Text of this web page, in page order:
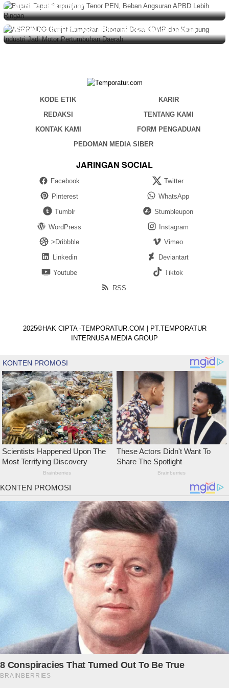
APBD Lebih Ringan
NASIONAL Agustus 7, 2026
ASPRINDO Genjot Lompatan Ekonomi Desa KDMP dan
Kampung Industri Jadi Motor Pertumbuhan Daerah
KODE ETIK
KARIR
REDAKSI
TENTANG KAMI
KONTAK KAMI
FORM PENGADUAN
PEDOMAN MEDIA SIBER
JARINGAN SOCIAL
Facebook
Twitter
Pinterest
WhatsApp
Tumblr
Stumbleupon
WordPress
Instagram
>Dribbble
Vimeo
Linkedin
Deviantart
Youtube
Tiktok
RSS
2025©HAK CIPTA -TEMPORATUR.COM | PT.TEMPORATUR
INTERNUSA MEDIA GROUP